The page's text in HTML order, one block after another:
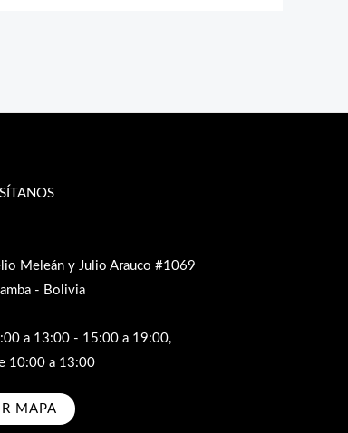
Meleán y Julio Arauco #1069
- Bolivia
a 13:00 - 15:00 a 19:00,
10:00 a 13:00
MAPA